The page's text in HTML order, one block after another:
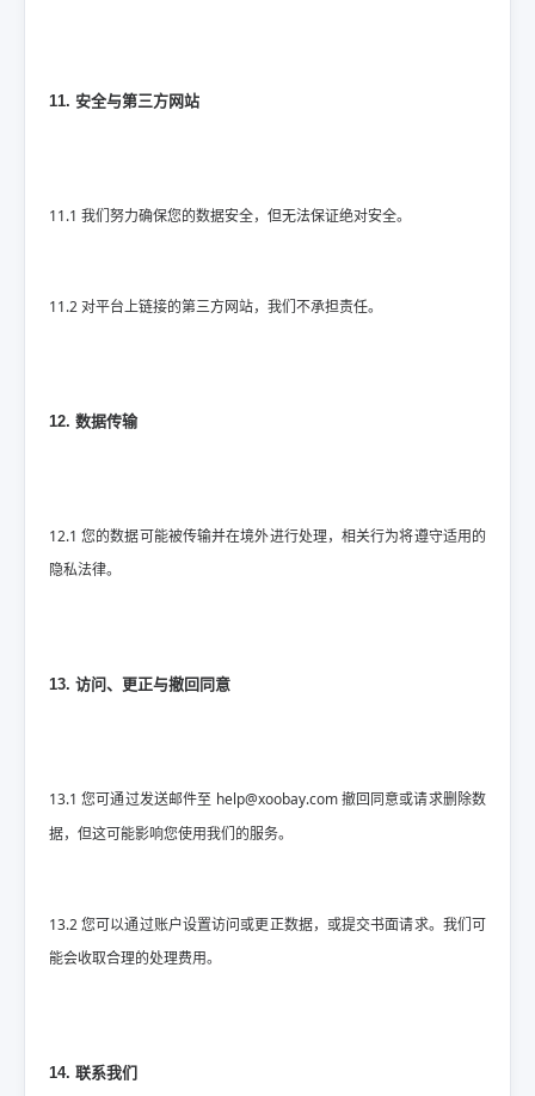
11. 安全与第三方网站
11.1 我们努力确保您的数据安全，但无法保证绝对安全。
11.2 对平台上链接的第三方网站，我们不承担责任。
12. 数据传输
12.1 您的数据可能被传输并在境外进行处理，相关行为将遵守适用的
隐私法律。
13. 访问、更正与撤回同意
13.1 您可通过发送邮件至 help@xoobay.com撤回同意或请求删除数
据，但这可能影响您使用我们的服务。
13.2 您可以通过账户设置访问或更正数据，或提交书面请求。我们可
能会收取合理的处理费用。
14. 联系我们